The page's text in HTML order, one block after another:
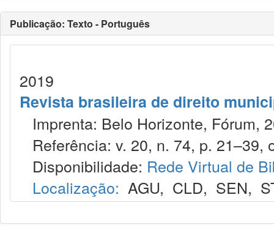
Publicação: Texto - Português
2019
Revista brasileira de direito
Imprenta: Belo Horizonte, Fórum,
Referência: v. 20, n. 74, p. 21–39,
Disponibilidade: Rede Virtual de
Localização: AGU, CLD, SEN,